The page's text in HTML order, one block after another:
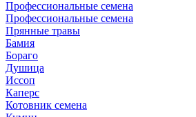
Профессиональные семена
Профессиональные семена
Прянные травы
Бамия
Бораго
Душица
Иссоп
Каперс
Котовник семена